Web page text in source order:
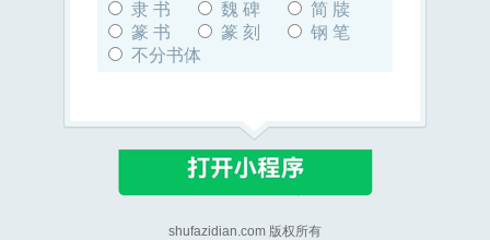
隶 书
魏 碑
简 牍
篆 书
篆 刻
钢 笔
不分书体
shufazidian.com 版权所有